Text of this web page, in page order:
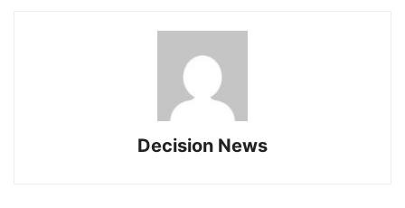
Decision News